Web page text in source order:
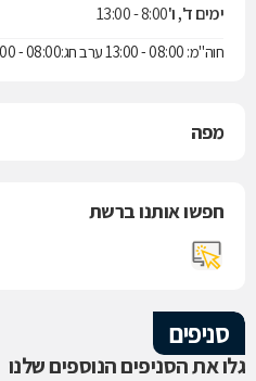
ימים ד', ו'8:00 - 13:00
חוה"מ: 08:00 - 13:00 ערב חג:08:00 - 12:00
מפה
חפשו אותנו ברשת
סניפים
גלו את הסניפים הנוספים שלנו